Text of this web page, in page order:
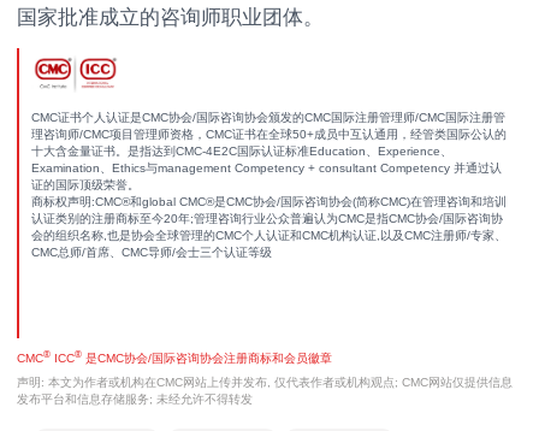
国家批准成立的咨询师职业团体。
CMC证书个人认证是CMC协会/国际咨询协会颁发的CMC国际注册管理师/CMC国际注册管
理咨询师/CMC项目管理师资格，CMC证书在全球50+成员中互认通用，经管类国际公认的
十大含金量证书。是指达到CMC-4E2C国际认证标准Education、Experience、
Examination、Ethics与management Competency + consultant Competency 并通过认
证的国际顶级荣誉。
商标权声明:CMC®和global CMC®是CMC协会/国际咨询协会(简称CMC)在管理咨询和培训
认证类别的注册商标至今20年;管理咨询行业公众普遍认为CMC是指CMC协会/国际咨询协
会的组织名称,也是协会全球管理的CMC个人认证和CMC机构认证,以及CMC注册师/专家、
CMC总师/首席、CMC导师/会士三个认证等级
CMC® ICC® 是CMC协会/国际咨询协会注册商标和会员徽章
声明: 本文为作者或机构在CMC网站上传并发布, 仅代表作者或机构观点; CMC网站仅提供信息
发布平台和信息存储服务; 未经允许不得转发